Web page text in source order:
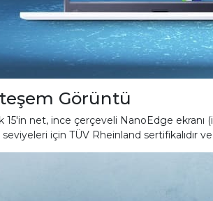
Görüntü
15'in net, ince çerçeveli NanoEdge ekranı
seviyeleri için TÜV Rheinland sertifikalıdır